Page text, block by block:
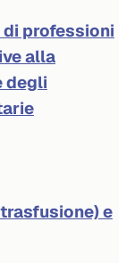
di professioni
alla
degli
e